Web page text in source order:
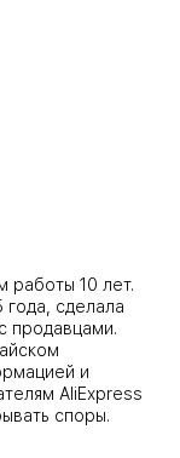
работы 10 лет.
года, сделала
продавцами.
и
AliExpress
споры.